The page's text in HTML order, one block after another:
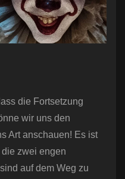
die Fortsetzung
wir uns den
Art anschauen! Es ist
zwei engen
auf dem Weg zu